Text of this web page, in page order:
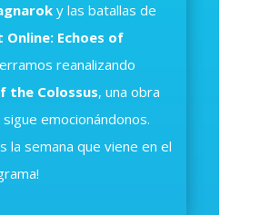
y las batallas de
Echoes of
reanalizando
the Colossus, una obra
emocionándonos.
la semana que viene en el